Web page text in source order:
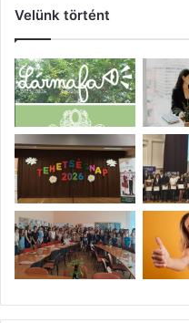
Velünk történt